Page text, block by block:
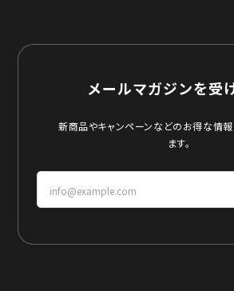
メールマガジンを受
新商品やキャンペーンなどのお得な情
ます。